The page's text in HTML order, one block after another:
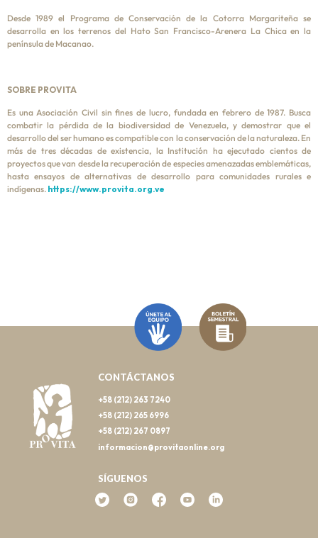
Desde 1989 el Programa de Conservación de la Cotorra Margariteña se
desarrolla en los terrenos del Hato San Francisco-Arenera La Chica en la
península de Macanao.
SOBRE PROVITA
Es una Asociación Civil sin fines de lucro, fundada en febrero de 1987. Busca
combatir la pérdida de la biodiversidad de Venezuela, y demostrar que el
desarrollo del ser humano es compatible con la conservación de la naturaleza. En
más de tres décadas de existencia, la Institución ha ejecutado cientos de
proyectos que van desde la recuperación de especies amenazadas emblemáticas,
hasta ensayos de alternativas de desarrollo para comunidades rurales e
indígenas. https://www.provita.org.ve
CONTÁCTANOS
+58 (212) 263 7240
+58 (212) 265 6996
+58 (212) 267 0897
informacion@provitaonline.org
SÍGUENOS